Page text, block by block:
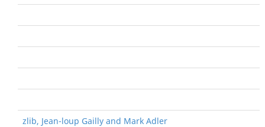
zlib, Jean-loup Gailly and Mark Adler